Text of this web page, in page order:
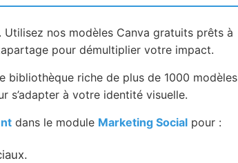
nos modèles Canva gratuits prêts à
pour démultiplier votre impact.
bibliothèque riche de plus de 1000 modèles
s’adapter à votre identité visuelle.
dans le module Marketing Social pour :